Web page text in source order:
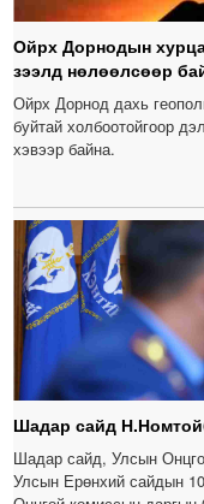
Ойрх Дорнодын
зээлд нөлөөлсөөр
Ойрх Дорнод дахь
буйтай холбоотойгоор
хэвээр байна.
Шадар сайд
Шадар сайд, Улсын
Улсын Ерөнхий сайдын